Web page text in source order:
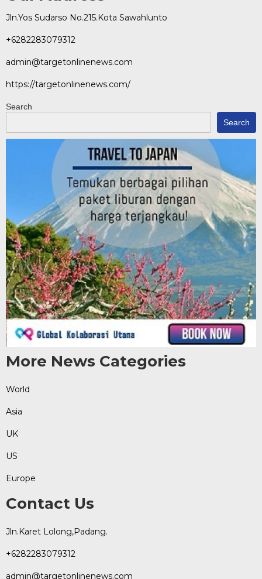
Jln.Yos Sudarso No.215.Kota Sawahlunto
+6282283079312
admin@targetonlinenews.com
https://targetonlinenews.com/
Search
Search
More News Categories
World
Asia
UK
US
Europe
Contact Us
Jln.Karet Lolong,Padang.
+6282283079312
admin@targetonlinenews.com